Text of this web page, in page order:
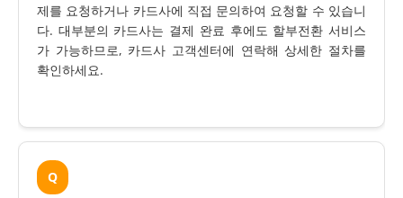
제를 요청하거나 카드사에 직접 문의하여 요청할 수 있습니
다. 대부분의 카드사는 결제 완료 후에도 할부전환 서비스
가 가능하므로, 카드사 고객센터에 연락해 상세한 절차를
확인하세요.
Q